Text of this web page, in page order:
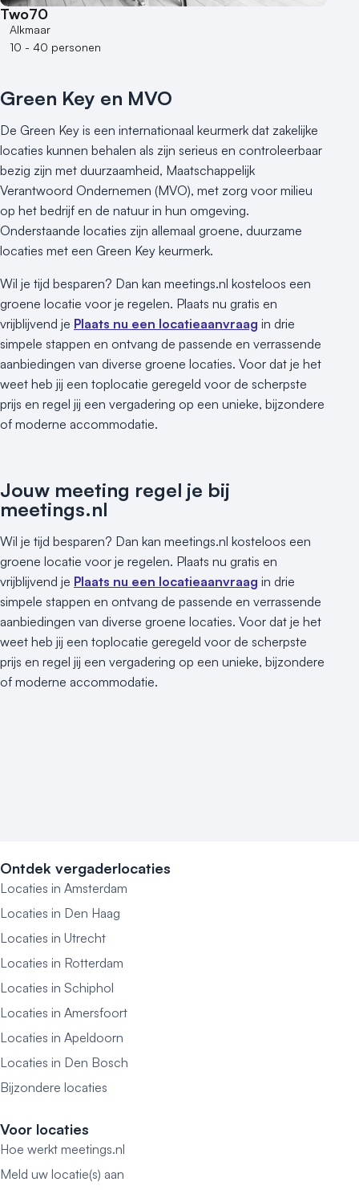
Two70
Alkmaar
10 - 40 personen
Green Key en MVO
De Green Key is een internationaal keurmerk dat zakelijke
locaties kunnen behalen als zijn serieus en controleerbaar
bezig zijn met duurzaamheid, Maatschappelijk
Verantwoord Ondernemen (MVO), met zorg voor milieu
op het bedrijf en de natuur in hun omgeving.
Onderstaande locaties zijn allemaal groene, duurzame
locaties met een Green Key keurmerk.
Wil je tijd besparen? Dan kan meetings.nl kosteloos een
groene locatie voor je regelen. Plaats nu gratis en
vrijblijvend je Plaats nu een locatieaanvraag in drie
simpele stappen en ontvang de passende en verrassende
aanbiedingen van diverse groene locaties. Voor dat je het
weet heb jij een toplocatie geregeld voor de scherpste
prijs en regel jij een vergadering op een unieke, bijzondere
of moderne accommodatie.
Jouw meeting regel je bij
meetings.nl
Wil je tijd besparen? Dan kan meetings.nl kosteloos een
groene locatie voor je regelen. Plaats nu gratis en
vrijblijvend je Plaats nu een locatieaanvraag in drie
simpele stappen en ontvang de passende en verrassende
aanbiedingen van diverse groene locaties. Voor dat je het
weet heb jij een toplocatie geregeld voor de scherpste
prijs en regel jij een vergadering op een unieke, bijzondere
of moderne accommodatie.
Ontdek vergaderlocaties
Locaties in Amsterdam
Locaties in Den Haag
Locaties in Utrecht
Locaties in Rotterdam
Locaties in Schiphol
Locaties in Amersfoort
Locaties in Apeldoorn
Locaties in Den Bosch
Bijzondere locaties
Voor locaties
Hoe werkt meetings.nl
Meld uw locatie(s) aan